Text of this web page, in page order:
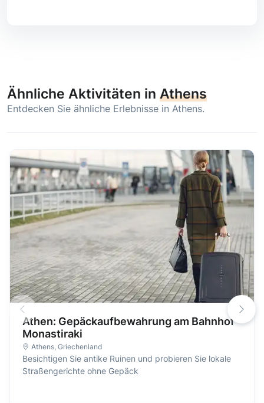
Ähnliche Aktivitäten in Athens
Entdecken Sie ähnliche Erlebnisse in Athens.
Athen: Gepäckaufbewahrung am Bahnhof
Monastiraki
Athens, Griechenland
Besichtigen Sie antike Ruinen und probieren Sie lokale
Straßengerichte ohne Gepäck